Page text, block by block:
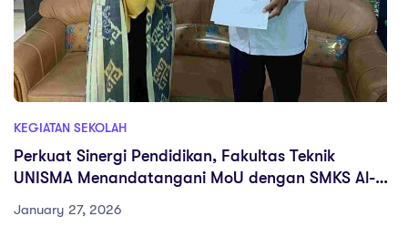
KEGIATAN SEKOLAH
Perkuat Sinergi Pendidikan, Fakultas Teknik
UNISMA Menandatangani MoU dengan SMKS Al-
January 27, 2026